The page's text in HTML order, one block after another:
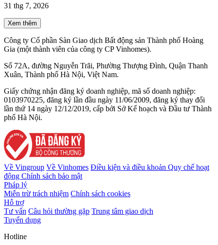
31 thg 7, 2026
Xem thêm
Công ty Cổ phần Sàn Giao dịch Bất động sản Thành phố Hoàng
Gia (một thành viên của công ty CP Vinhomes).
Số 72A, đường Nguyễn Trãi, Phường Thượng Đình, Quận Thanh
Xuân, Thành phố Hà Nội, Việt Nam.
Giấy chứng nhận đăng ký doanh nghiệp, mã số doanh nghiệp:
0103970225, đăng ký lần đầu ngày 11/06/2009, đăng ký thay đổi
lần thứ 14 ngày 12/12/2019, cấp bởi Sở Kế hoạch và Đầu tư Thành
phố Hà Nội.
Về Vingroup Về Vinhomes Điều kiện và điều khoản Quy chế hoạt
động Chính sách bảo mật
Pháp lý
Miễn trừ trách nhiệm Chính sách cookies
Hỗ trợ
Tư vấn Câu hỏi thường gặp Trung tâm giao dịch
Tuyển dụng
Hotline